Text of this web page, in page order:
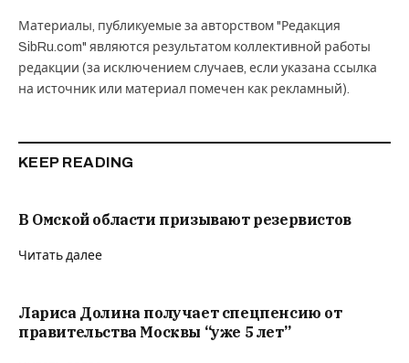
Материалы, публикуемые за авторством "Редакция
SibRu.com" являются результатом коллективной работы
редакции (за исключением случаев, если указана ссылка
на источник или материал помечен как рекламный).
KEEP READING
В Омской области призывают резервистов
Читать далее
Лариса Долина получает спецпенсию от
правительства Москвы “уже 5 лет”